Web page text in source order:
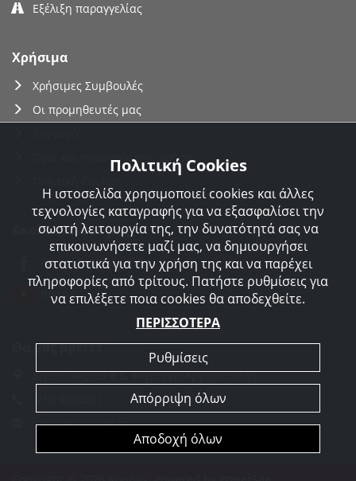
Εξέλιξη παραγγελίας
Χρήσιμα
Χρήσιμες Συμβουλές
Οι προμηθευτές μας
Όροι και προϋποθέσεις χρήσης
Ακολουθείστε μας
Agorakreatonroupas
Roupas
Θα μας βρείτε
Διγενή Ακρίτα 4 & Φλέμινγκ, Αργυρούπολη
info@e-roupas.gr
Πολιτική Cookies
Η ιστοσελίδα χρησιμοποιεί cookies και άλλες
τεχνολογίες καταγραφής για να εξασφαλίσει την
σωστή λειτουργία της, την δυνατότητά σας να
επικοινωνήσετε μαζί μας, να δημιουργήσει
στατιστικά για την χρήση της και να παρέχει
πληροφορίες από τρίτους. Πατήστε ρυθμίσεις για
να επιλέξετε ποια cookies θα αποδεχθείτε.
ΠΕΡΙΣΣΟΤΕΡΑ
Ρυθμίσεις
Απόρριψη όλων
Αποδοχή όλων